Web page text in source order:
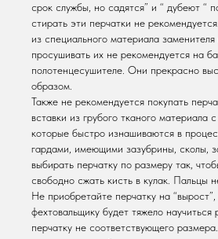
срок службы, но садятся” и “ дубеют “
стирать эти перчатки не
из специального материала
просушивать их не рекомендуется на
полотенцесушителе. Они прекрасно
образом.
Также не рекомендуется покупать
вставки из грубого тканого материала
которые быстро изнашиваются в
гардами, имеющими зазубрины, сколы,
выбирать перчатку по размеру так,
свободно сжать кисть в кулак. Пальцы
Не приобретайте перчатку на
фехтовальщику будет тяжело
перчатку не соответствующего